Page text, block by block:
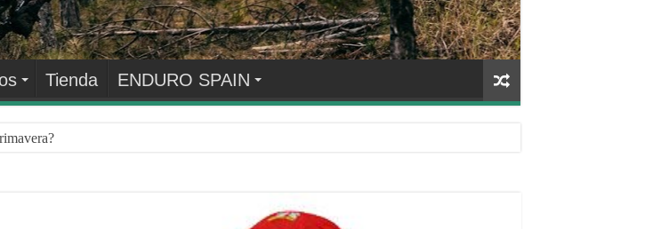
Tienda ENDURO SPAIN
EL INVIERNO?